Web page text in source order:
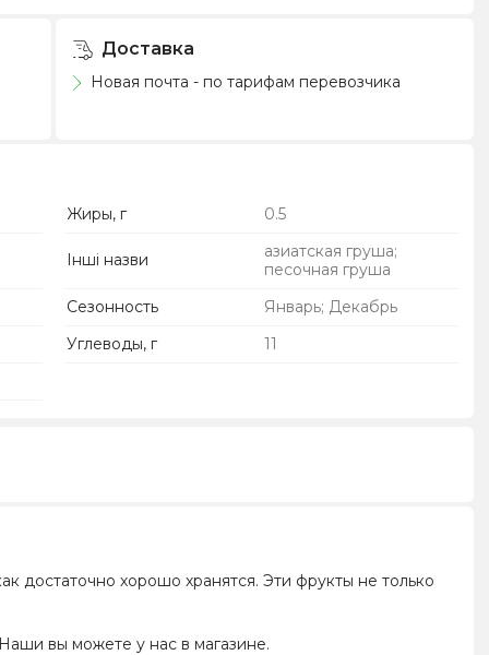
Доставка
Новая почта - по тарифам перевозчика
Жиры, г 0.5
Інші назви
азиатская груша;
песочная груша
Сезонность
Январь; Декабрь
Углеводы, г
11
достаточно хорошо хранятся. Эти фрукты не только
вы можете у нас в магазине.